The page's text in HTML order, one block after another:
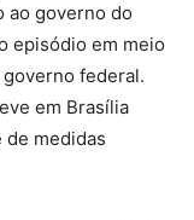
ao governo do
episódio em meio
federal.
em Brasília
de medidas